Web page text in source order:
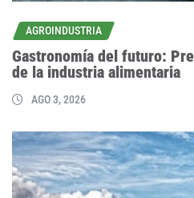
AGROINDUSTRIA
Gastronomía del futuro:
de la industria alimentaria
AGO 3, 2026